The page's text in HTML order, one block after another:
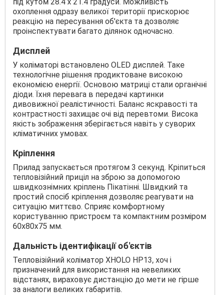
охоплення одразу великої території прискорює
реакцію на пересування об'єкта та дозволяє
проінспектувати багато ділянок одночасно.
Дисплей
У коліматорі встановлено OLED дисплей. Таке
технологічне рішення продиктоване високою
економією енергії. Основою матриці стали органічні
діоди. Їхня перевага в передачі картинки
дивовижної реалістичності. Баланс яскравості та
контрастності захищає очі від перевтоми. Висока
якість зображення зберігається навіть у суворих
кліматичних умовах.
Кріплення
Прилад запускається протягом 3 секунд. Кріпиться
тепловізійний приціл на зброю за допомогою
швидкознімних кріплень Пікатінні. Швидкий та
простий спосіб кріплення дозволяє реагувати на
ситуацію миттєво. Сприяє комфортному
користуванню пристроєм та компактним розміром
60х80х75 мм.
Дальність ідентифікації об'єктів
Тепловізійний коліматор XHOLO HP13, хоч і
призначений для використання на невеликих
відстанях, вираховує дистанцію до мети не гірше
за аналоги великих габаритів.